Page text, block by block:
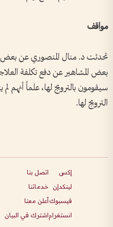
مواقف
تحدثت د. منال المنصوري عن بعض
بعض المشاهير عن دفع تكلفة
سيقومون بالترويج لها، علماً أنهم
الترويج لها.
إكس
لينكدإن
فيسبوك
انستغرام
اتصل بنا
خدماتنا
أعلن معنا
اشترك في البيان